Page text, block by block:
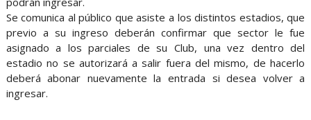
Se comunica al público que asiste a los distintos estadios, que
previo a su ingreso deberán confirmar que sector le fue
asignado a los parciales de su Club, una vez dentro del
estadio no se autorizará a salir fuera del mismo, de hacerlo
deberá abonar nuevamente la entrada si desea volver a
ingresar.